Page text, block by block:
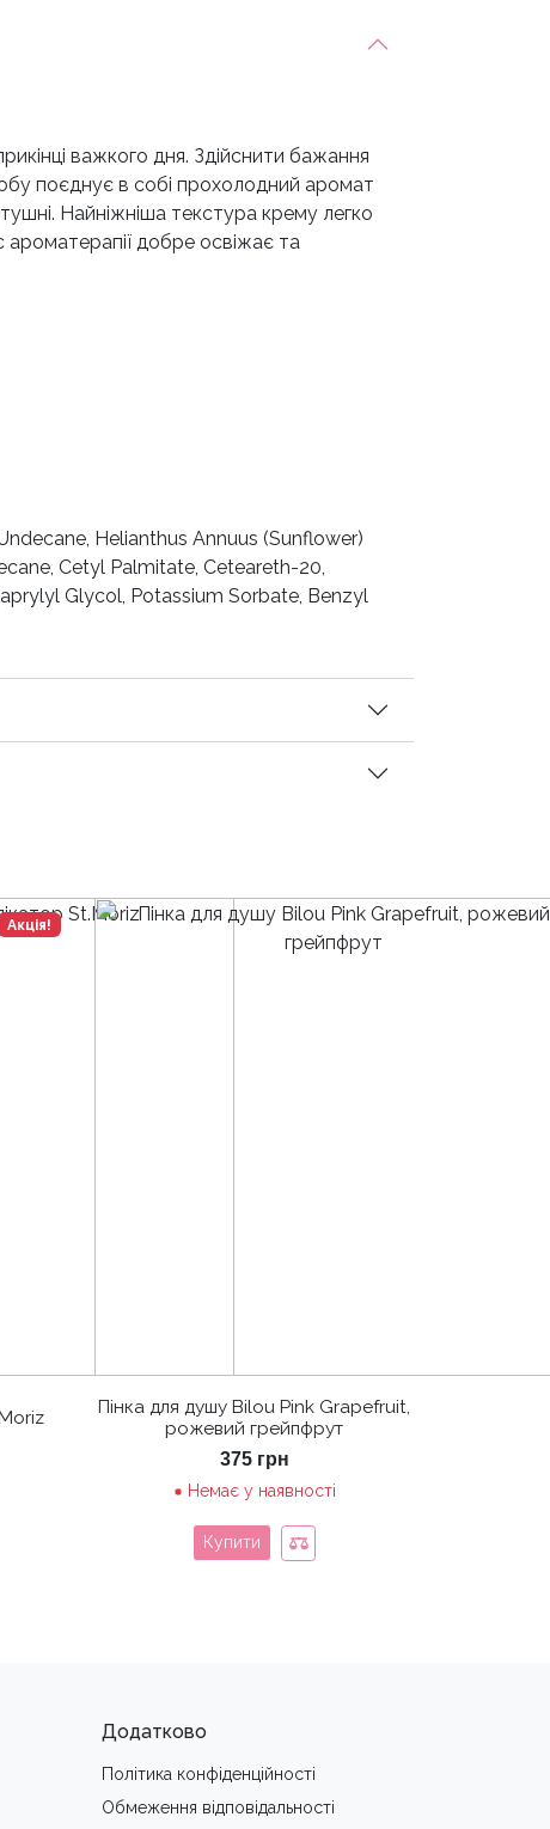
важкого дня. Здійснити бажання
поєднує в собі прохолодний аромат
Найніжніша текстура крему легко
ароматерапії добре освіжає та
Helianthus Annuus (Sunflower)
Cetyl Palmitate, Ceteareth-20,
Glycol, Potassium Sorbate, Benzyl
Акція!
Пінка для душу Bilou Pink Grapefruit,
рожевий грейпфрут
375 грн
Немає у наявності
Купити
Додатково
Політика конфіденційності
Обмеження вiдповiдальностi